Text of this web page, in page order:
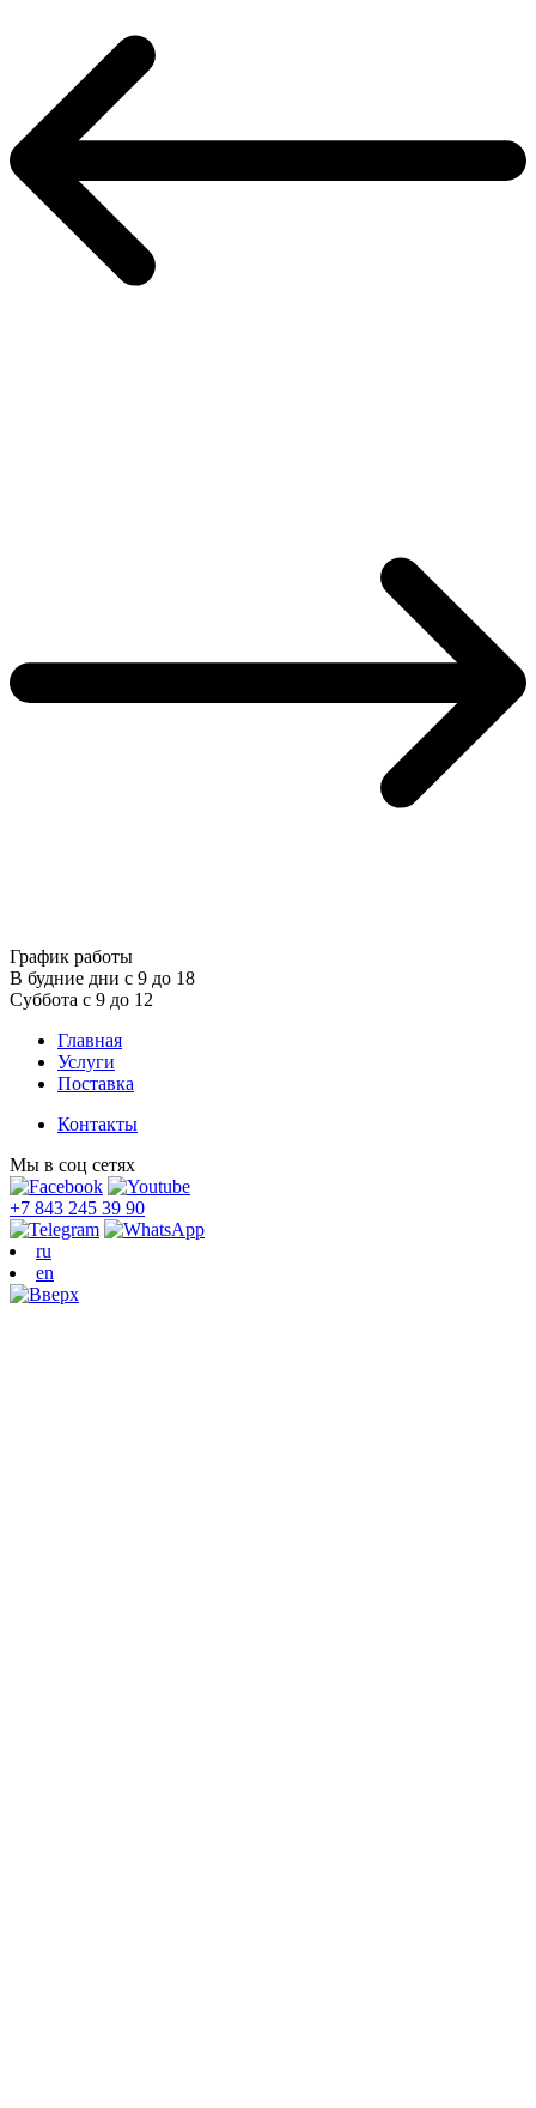
График работы
В будние дни с 9 до 18
Суббота с 9 до 12
Главная
Услуги
Поставка
Контакты
Мы в соц сетях
+7 843 245 39 90
ru
en